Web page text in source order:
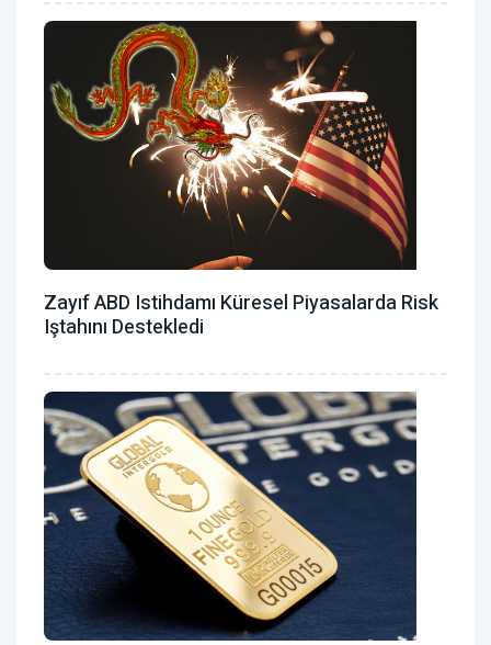
Zayıf ABD Istihdamı Küresel Piyasalarda Risk
Iştahını Destekledi